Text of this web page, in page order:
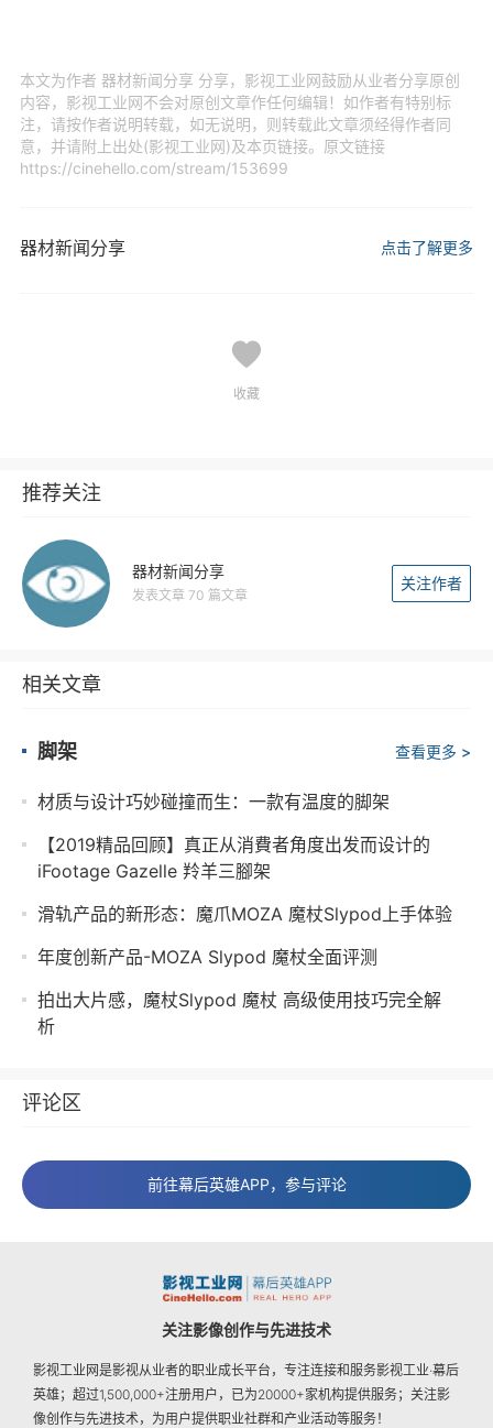
本文为作者 器材新闻分享 分享，影视工业网鼓励从业者分享原创
内容，影视工业网不会对原创文章作任何编辑！如作者有特别标
注，请按作者说明转载，如无说明，则转载此文章须经得作者同
意，并请附上出处(影视工业网)及本页链接。原文链接
https://cinehello.com/stream/153699
器材新闻分享 点击了解更多
收藏
推荐关注
器材新闻分享
发表文章 70 篇文章
关注作者
相关文章
脚架 查看更多 >
材质与设计巧妙碰撞而生：一款有温度的脚架
【2019精品回顾】真正从消費者角度出发而设计的
iFootage Gazelle 羚羊三腳架
滑轨产品的新形态：魔爪MOZA 魔杖Slypod上手体验
年度创新产品-MOZA Slypod 魔杖全面评测
拍出大片感，魔杖Slypod 魔杖 高级使用技巧完全解
析
评论区
前往幕后英雄APP，参与评论
关注影像创作与先进技术
影视工业网是影视从业者的职业成长平台，专注连接和服务影视工业·幕后
英雄；超过1,500,000+注册用户，已为20000+家机构提供服务；关注影
像创作与先进技术，为用户提供职业社群和产业活动等服务！